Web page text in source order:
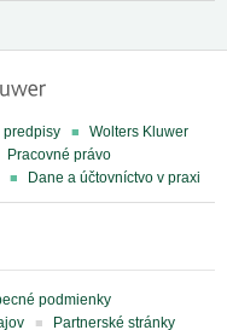
predpisy
Wolters Kluwer
Pracovné právo
Dane a účtovníctvo v praxi
podmienky
Partnerské stránky